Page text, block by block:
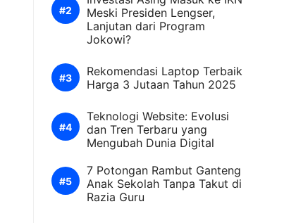
Meski Presiden Lengser,
Lanjutan dari Program
Jokowi?
Rekomendasi Laptop Terbaik
Harga 3 Jutaan Tahun 2025
Teknologi Website: Evolusi
dan Tren Terbaru yang
Mengubah Dunia Digital
7 Potongan Rambut Ganteng
Anak Sekolah Tanpa Takut di
Razia Guru